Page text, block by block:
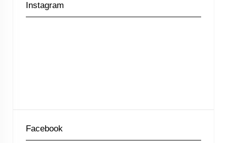
Instagram
Facebook